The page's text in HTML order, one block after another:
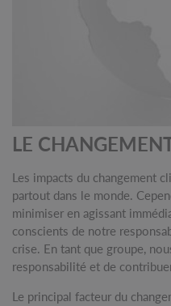
LE
Les impacts du changement
partout dans le monde.
minimiser en agissant
conscients de notre
crise. En tant que groupe,
responsabilité et de
Le principal facteur du